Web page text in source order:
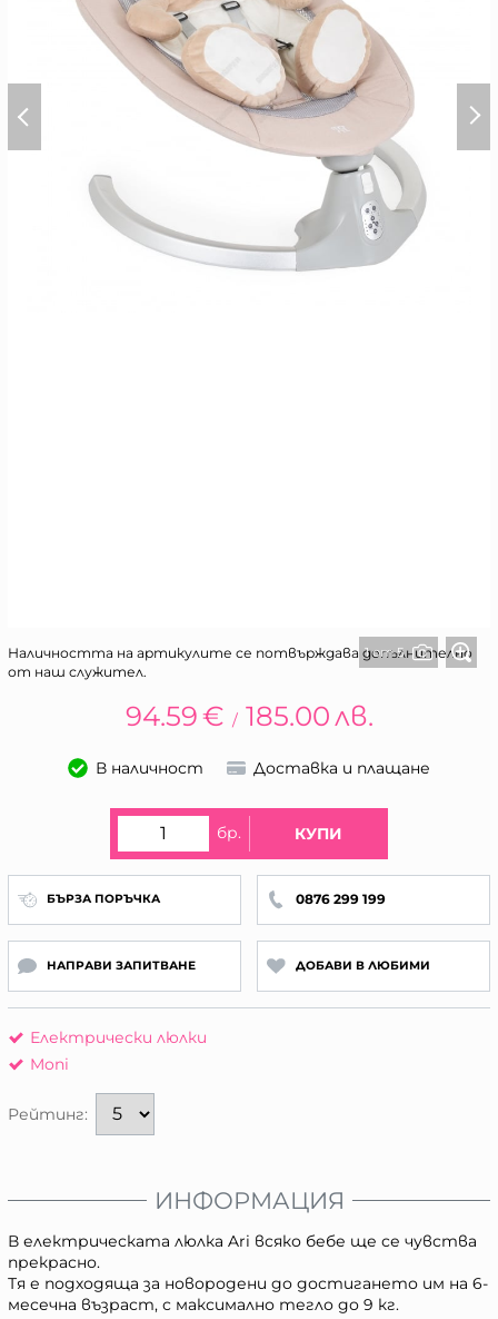
1 от 5
Наличността на артикулите се потвърждава допълнително
от наш служител.
94.59€ / 185.00лв.
В наличност Доставка и плащане
бр. КУПИ
БЪРЗА ПОРЪЧКА 0876 299 199
НАПРАВИ ЗАПИТВАНЕ ДОБАВИ В ЛЮБИМИ
Електрически люлки
Moni
Рейтинг:
ИНФОРМАЦИЯ
В електрическата люлка Ari всяко бебе ще се чувства
прекрасно.
Тя е подходяща за новородени до достигането им на 6-
месечна възраст, с максимално тегло до 9 кг.